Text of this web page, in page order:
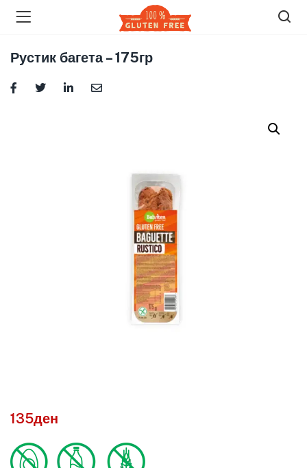
Рустик багета – 175гр
135ден